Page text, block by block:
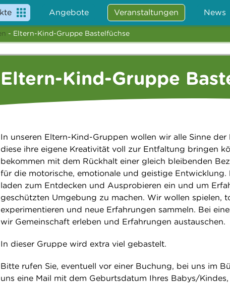
Angebote Veranstaltungen News
- Eltern-Kind-Gruppe Bastelfüchse
Eltern-Kind-Gruppe
In unseren Eltern-Kind-Gruppen wollen wir alle Sinne
diese ihre eigene Kreativität voll zur Entfaltung bringen
bekommen mit dem Rückhalt einer gleich bleibenden
für die motorische, emotionale und geistige
laden zum Entdecken und Ausprobieren ein und um
geschützten Umgebung zu machen. Wir wollen spielen,
experimentieren und neue Erfahrungen sammeln. Bei
wir Gemeinschaft erleben und Erfahrungen austauschen.
In dieser Gruppe wird extra viel gebastelt.
Bitte rufen Sie, eventuell vor einer Buchung, bei uns im
uns eine Mail mit dem Geburtsdatum Ihres Babys/